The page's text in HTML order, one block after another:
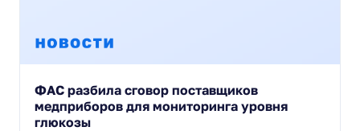
ФАС разбила сговор поставщиков
медприборов для мониторинга уровня
глюкозы